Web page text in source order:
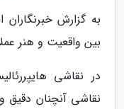
به گزارش
بین واقعیت و هنر
در نقاشی
نقاشی آنچنان دقیق